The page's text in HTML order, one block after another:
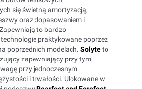
się świetną amortyzacją,
oraz dopasowaniem i
to bardzo
praktykowane poprzez
poprzednich modelach. Solyteto
zapewniający przy tym
przy jednoczesnym
i trwałości. Ulokowane w